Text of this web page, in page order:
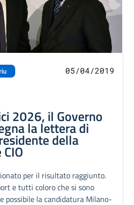
05/04/2019
2026, il Governo
la lettera di
della
per il risultato raggiunto.
e tutti coloro che si sono
possibile la candidatura Milano-